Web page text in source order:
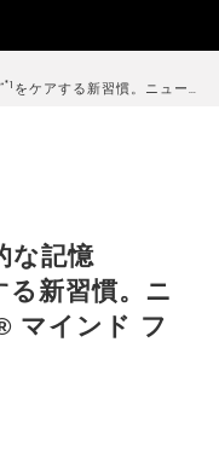
*1 をケアする新習慣。ニュー…
な記憶
る新習慣。ニ
マインド フ